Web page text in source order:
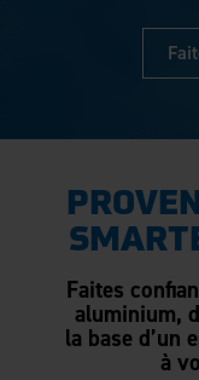
Faites
aluminium,
la base d’un
à